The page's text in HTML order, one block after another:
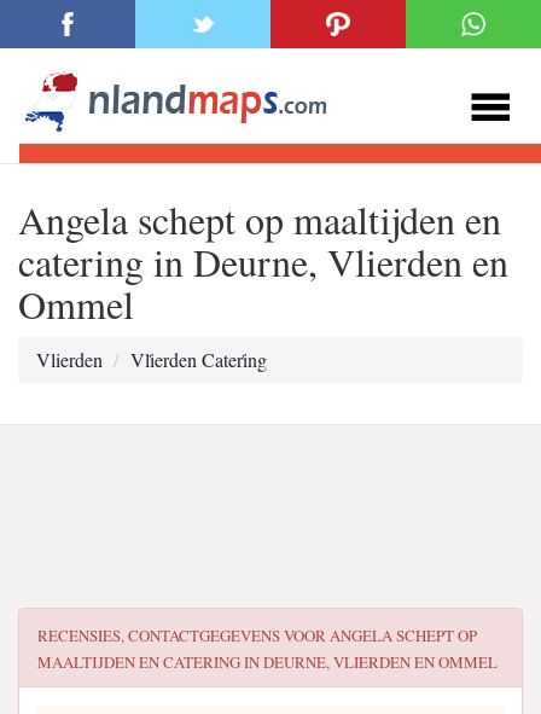
Angela schept op maaltijden en
catering in Deurne, Vlierden en
Ommel
Vlierden Vli̇erden Cateri̇ng
RECENSIES, CONTACTGEGEVENS VOORANGELA SCHEPT OP
MAALTIJDEN EN CATERING IN DEURNE, VLIERDEN EN OMMEL